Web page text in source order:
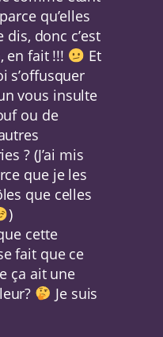
qu’elles
dis, donc c’est
en fait !!!
Et
s’offusquer
vous insulte
ou de
? (J’ai mis
que je les
que celles
)
cette
fait que ce
ça ait une
Je suis